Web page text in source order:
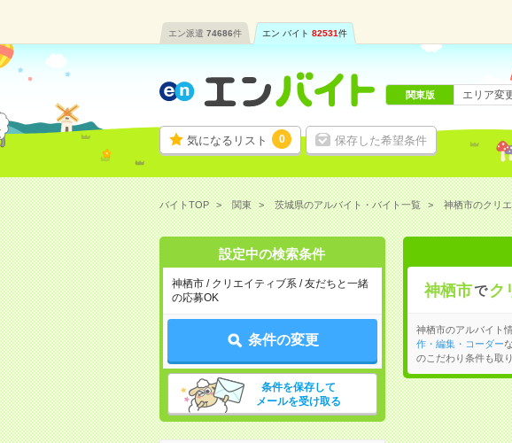
エン派遣 74686件 エン バイト 82531件
気になるリスト 0 保存した希望条件
関東版 エリア変
バイトTOP 関東 茨城県のアルバイト・バイト一覧 神栖市のクリ
設定中の検索条件
神栖市 / クリエイティブ系 / 友だちと一緒
の応募OK
条件の変更
条件を保存して
メールを受け取る
神栖市で ク
神栖市のアルバイト
作・編集・コーダー
のこだわり条件も取